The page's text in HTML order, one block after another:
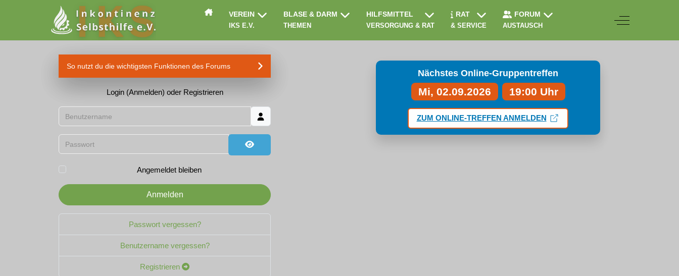
VEREIN
IKS E.V.
BLASE & DARM
THEMEN
HILFSMITTEL
VERSORGUNG & RAT
RAT
& SERVICE
FORUM
AUSTAUSCH
Off-Canvas
So nutzt du die wichtigsten Funktionen des Forums
Login (Anmelden) oder Registrieren
Benutzername
Passwort
Passwort anzeigen
Angemeldet bleiben
Anmelden
Passwort vergessen?
Benutzername vergessen?
Registrieren
Nächstes Online-Gruppentreffen
Mi, 02.09.2026 19:00 Uhr
ZUM ONLINE-TREFFEN ANMELDEN